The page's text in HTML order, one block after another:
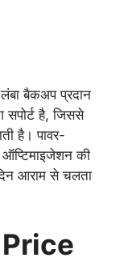
बैकअप प्रदान
है, जिससे
है। पावर-
ऑप्टिमाइजेशन की
आराम से चलता
Price